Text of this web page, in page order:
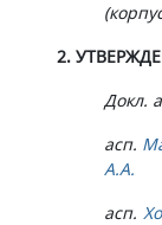
2.
Докл.
асп.
А.А.
асп.